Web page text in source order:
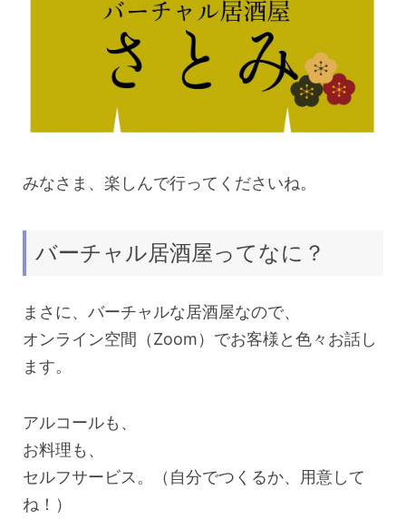
みなさま、楽しんで行ってくださいね。
バーチャル居酒屋ってなに？
まさに、バーチャルな居酒屋なので、
オンライン空間（Zoom）でお客様と色々お話し
ます。
アルコールも、
お料理も、
セルフサービス。（自分でつくるか、用意して
ね！）